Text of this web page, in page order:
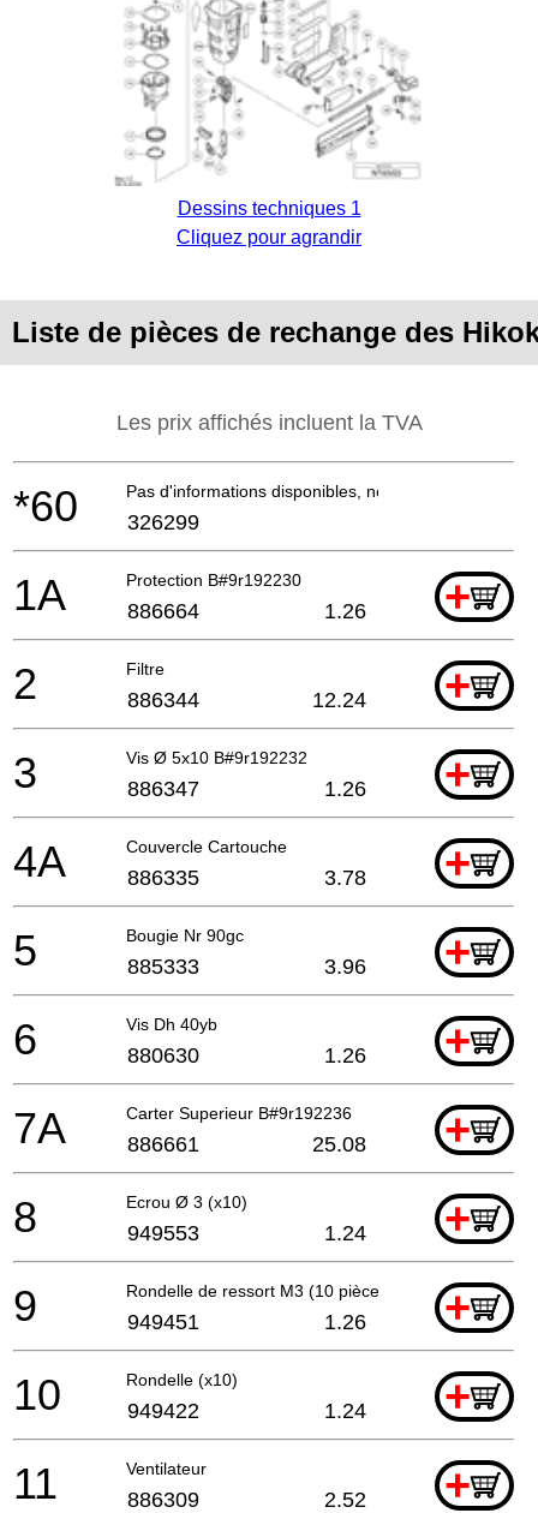
Dessins techniques 1
Cliquez pour agrandir
Liste de pièces de rechange des
Les prix affichés incluent la TVA
Pas d'informations disponibles, non commandable
*60 326299
Protection B#9r192230 +
1A 886664 1.26
Filtre +
2 886344 12.24
Vis Ø 5x10 B#9r192232 +
3 886347 1.26
Couvercle Cartouche +
4A 886335 3.78
Bougie Nr 90gc +
5 885333 3.96
Vis Dh 40yb +
6 880630 1.26
Carter Superieur B#9r192236 +
7A 886661 25.08
Ecrou Ø 3 (x10) +
8 949553 1.24
Rondelle de ressort M3 (10 pièces) +
9 949451 1.26
Rondelle (x10) +
10 949422 1.24
Ventilateur +
11 886309 2.52